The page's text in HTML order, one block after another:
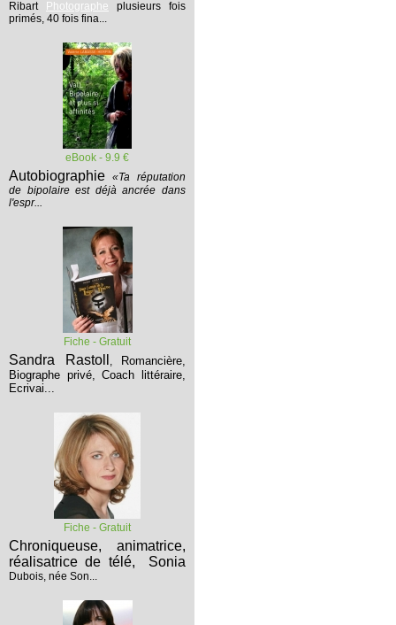
Ribart
Photographe plusieurs fois
primés, 40 fois fina...
eBook - 9.9 €
Autobiographie «Ta réputation
de bipolaire est déjà ancrée dans
l'espr...
Fiche - Gratuit
Sandra Rastoll ,
Romancière,
Biographe privé, Coach littéraire,
Ecrivai...
Fiche - Gratuit
Chroniqueuse, animatrice,
réalisatrice de télé,
Sonia
Dubois, née Son...